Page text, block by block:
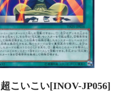
超こいこい[INOV-JP056]